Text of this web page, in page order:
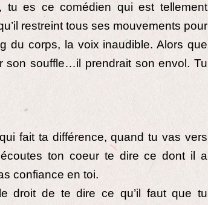
tu es ce comédien qui est tellement
restreint tous ses mouvements pour
du corps, la voix inaudible. Alors que
son souffle…il prendrait son envol. Tu
fait ta différence, quand tu vas vers
ton coeur te dire ce dont il a
confiance en toi.
droit de te dire ce qu’il faut que tu